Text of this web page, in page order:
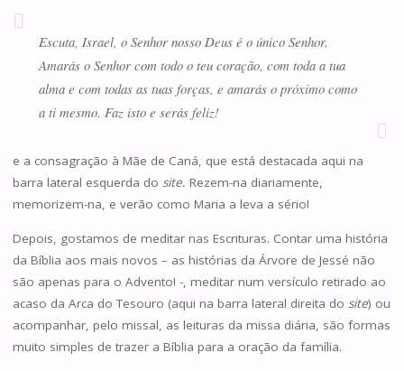
Escuta, Israel, o Senhor nosso Deus é o único Senhor.
Amarás o Senhor com todo o teu coração, com toda a tua
alma e com todas as tuas forças, e amarás o próximo como
a ti mesmo. Faz isto e serás feliz!
e a consagração à Mãe de Caná, que está destacada aqui na
barra lateral esquerda do site. Rezem-na diariamente,
memorizem-na, e verão como Maria a leva a sério!
Depois, gostamos de meditar nas Escrituras. Contar uma história
da Bíblia aos mais novos – as histórias da Árvore de Jessé não
são apenas para o Advento! -, meditar num versículo retirado ao
acaso da Arca do Tesouro (aqui na barra lateral direita do site) ou
acompanhar, pelo missal, as leituras da missa diária, são formas
muito simples de trazer a Bíblia para a oração da família.